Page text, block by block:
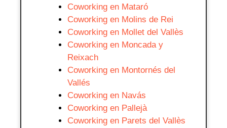
Coworking en Mataró
Coworking en Molins de Rei
Coworking en Mollet del Vallès
Coworking en Moncada y
Reixach
Coworking en Montornés del
Vallés
Coworking en Navás
Coworking en Pallejà
Coworking en Parets del Vallès